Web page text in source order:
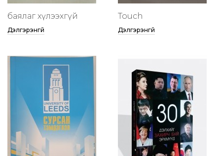
баялаг хүлээхгүй
Дэлгэрэнгүй
Touch
Дэлгэрэнгүй